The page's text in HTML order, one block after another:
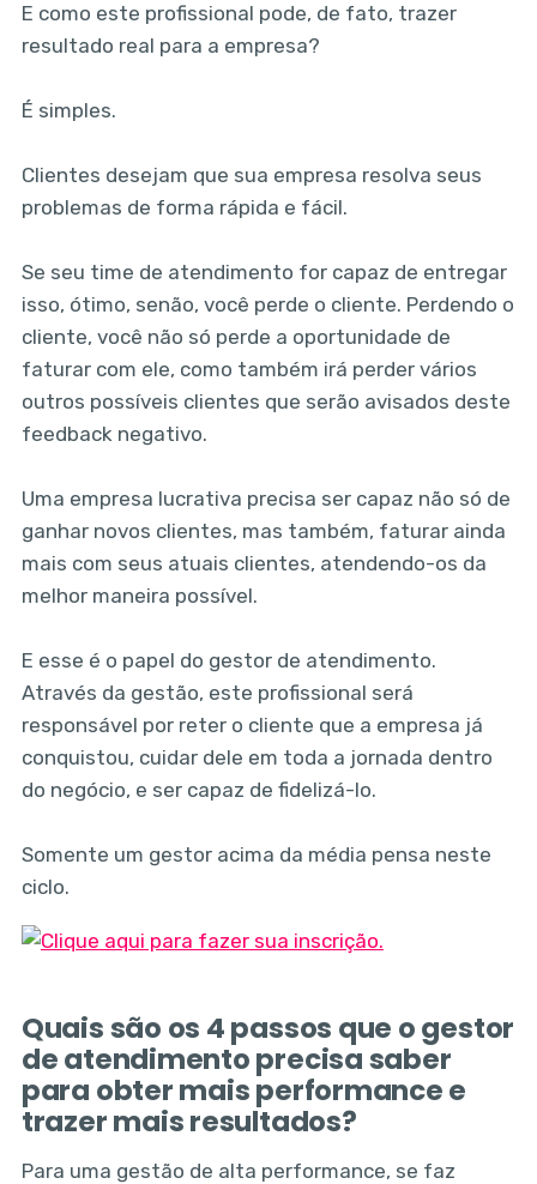
E como este profissional pode, de fato, trazer
resultado real para a empresa?
É simples.
Clientes desejam que sua empresa resolva seus
problemas de forma rápida e fácil.
Se seu time de atendimento for capaz de entregar
isso, ótimo, senão, você perde o cliente. Perdendo o
cliente, você não só perde a oportunidade de
faturar com ele, como também irá perder vários
outros possíveis clientes que serão avisados deste
feedback negativo.
Uma empresa lucrativa precisa ser capaz não só de
ganhar novos clientes, mas também, faturar ainda
mais com seus atuais clientes, atendendo-os da
melhor maneira possível.
E esse é o papel do gestor de atendimento.
Através da gestão, este profissional será
responsável por reter o cliente que a empresa já
conquistou, cuidar dele em toda a jornada dentro
do negócio, e ser capaz de fidelizá-lo.
Somente um gestor acima da média pensa neste
ciclo.
Quais são os 4 passos que o gestor
de atendimento precisa saber
para obter mais performance e
trazer mais resultados?
Para uma gestão de alta performance, se faz